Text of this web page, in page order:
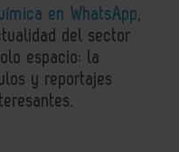
en WhatsApp,
del sector
espacio: la
y reportajes